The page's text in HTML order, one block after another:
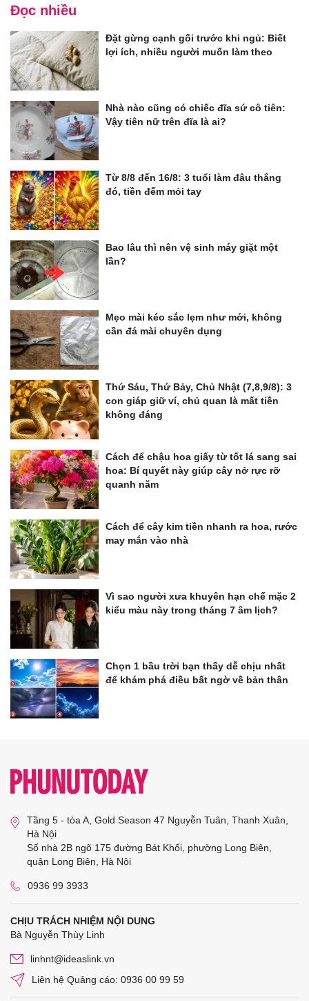
Đọc nhiều
Đặt gừng cạnh gối trước khi ngủ: Biết
lợi ích, nhiều người muốn làm theo
Nhà nào cũng có chiếc đĩa sứ cô tiên:
Vậy tiên nữ trên đĩa là ai?
Từ 8/8 đến 16/8: 3 tuổi làm đâu thắng
đó, tiền đếm mỏi tay
Bao lâu thì nên vệ sinh máy giặt một
lần?
Mẹo mài kéo sắc lẹm như mới, không
cần đá mài chuyên dụng
Thứ Sáu, Thứ Bảy, Chủ Nhật (7,8,9/8): 3
con giáp giữ ví, chủ quan là mất tiền
không đáng
Cách để chậu hoa giấy từ tốt lá sang sai
hoa: Bí quyết này giúp cây nở rực rỡ
quanh năm
Cách để cây kim tiền nhanh ra hoa, rước
may mắn vào nhà
Vì sao người xưa khuyên hạn chế mặc 2
kiểu màu này trong tháng 7 âm lịch?
Chọn 1 bầu trời bạn thấy dễ chịu nhất
để khám phá điều bất ngờ về bản thân
Tầng 5 - tòa A, Gold Season 47 Nguyễn Tuân, Thanh Xuân,
Hà Nội
Số nhà 2B ngõ 175 đường Bát Khối, phường Long Biên,
quận Long Biên, Hà Nội
0936 99 3933
CHỊU TRÁCH NHIỆM NỘI DUNG
Bà Nguyễn Thùy Linh
linhnt@ideaslink.vn
Liên hệ Quảng cáo: 0936 00 99 59